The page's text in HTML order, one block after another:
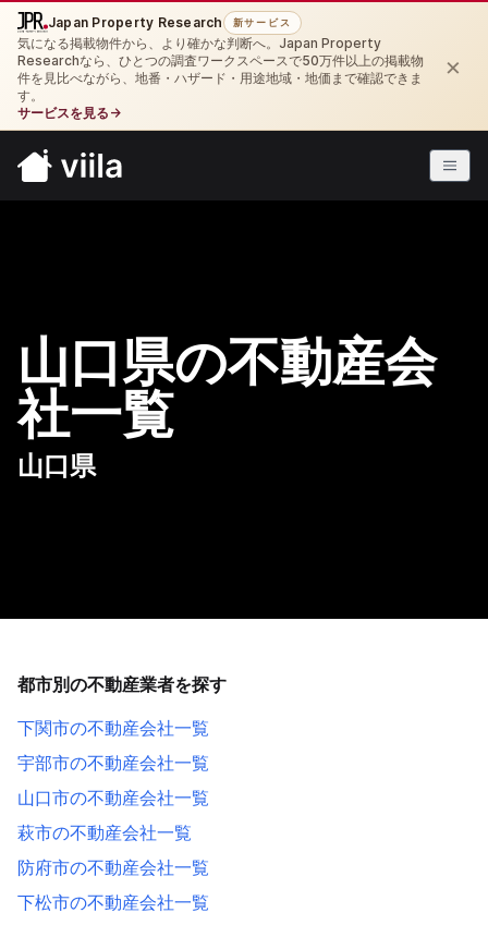
Japan Property Research 新サービス
気になる掲載物件から、より確かな判断へ。Japan Property
Researchなら、ひとつの調査ワークスペースで50万件以上の掲載物
件を見比べながら、地番・ハザード・用途地域・地価まで確認できま
す。
サービスを見る →
×
山口県の不動産会
社一覧
山口県
都市別の不動産業者を探す
下関市の不動産会社一覧
宇部市の不動産会社一覧
山口市の不動産会社一覧
萩市の不動産会社一覧
防府市の不動産会社一覧
下松市の不動産会社一覧